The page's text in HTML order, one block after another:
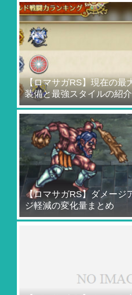
【ロマサガRS】現在の最
装備と最強スタイルの紹介
【ロマサガRS】ダメージ
ジ軽減の変化量まとめ